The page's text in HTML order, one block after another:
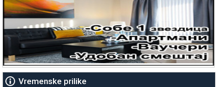
Vremenske prilike